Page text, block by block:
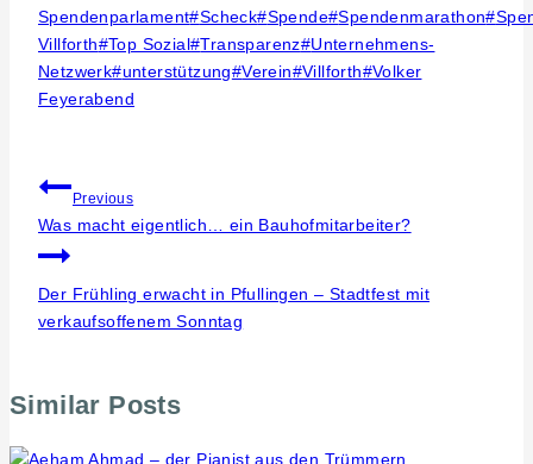
Spendenparlament#Scheck#Spende#Spendenmarathon#
Villforth#Top Sozial#Transparenz#Unternehmens-
Netzwerk#unterstützung#Verein#Villforth#Volker
Feyerabend
Beitragsnavigation
Previous
Was macht eigentlich… ein Bauhofmitarbeiter?
Der Frühling erwacht in Pfullingen – Stadtfest mit
verkaufsoffenem Sonntag
Similar Posts